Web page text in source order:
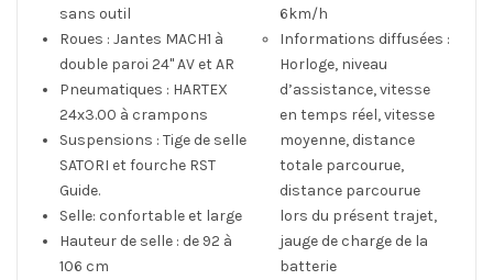
sans outil
Roues : Jantes MACH1 à
double paroi 24" AV et AR
Pneumatiques : HARTEX
24x3.00 à crampons
Suspensions : Tige de selle
SATORI et fourche RST
Guide.
Selle: confortable et large
Hauteur de selle : de 92 à
106 cm
6km/h
Informations diffusées :
Horloge, niveau
d’assistance, vitesse
en temps réel, vitesse
moyenne, distance
totale parcourue,
distance parcourue
lors du présent trajet,
jauge de charge de la
batterie